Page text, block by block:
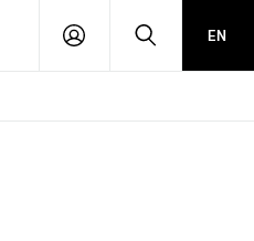
PŘIHLÁSIT HLEDATEN